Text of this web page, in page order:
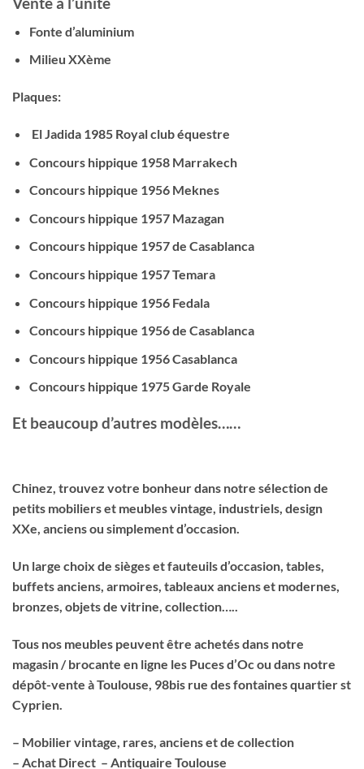
Fonte d’aluminium
Milieu XXème
Plaques:
El Jadida 1985 Royal club équestre
Concours hippique 1958 Marrakech
Concours hippique 1956 Meknes
Concours hippique 1957 Mazagan
Concours hippique 1957 de Casablanca
Concours hippique 1957 Temara
Concours hippique 1956 Fedala
Concours hippique 1956 de Casablanca
Concours hippique 1956 Casablanca
Concours hippique 1975 Garde Royale
Et beaucoup d’autres modèles……
Chinez, trouvez votre bonheur dans notre sélection de
petits mobiliers et meubles vintage, industriels, design
XXe, anciens ou simplement d’occasion.
Un large choix de sièges et fauteuils d’occasion, tables,
buffets anciens, armoires, tableaux anciens et modernes,
bronzes, objets de vitrine, collection…..
Tous nos meubles peuvent être achetés dans notre
magasin / brocante en ligne les Puces d’Oc ou dans notre
dépôt-vente à Toulouse, 98bis rue des fontaines quartier st
Cyprien.
– Mobilier vintage, rares, anciens et de collection
– Achat Direct – Antiquaire Toulouse